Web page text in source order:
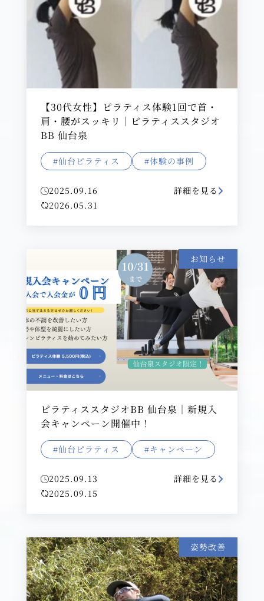
【30代女性】ピラティス体験1回で首・
肩・腰がスッキリ｜ピラティススタジオ
BB 仙台泉
#仙台ピラティス #体験の事例
2025.09.16
2026.05.31
詳細を見る
お知らせ
ピラティススタジオBB 仙台泉｜新規入
会キャンペーン開催中！
#仙台ピラティス #キャンペーン
2025.09.13
2025.09.15
詳細を見る
姿勢改善